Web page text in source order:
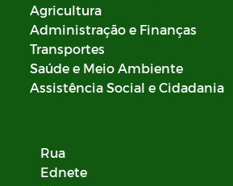
Agricultura
Administração e Finanças
Transportes
Saúde e Meio Ambiente
Assistência Social e Cidadania
Rua
Ednete